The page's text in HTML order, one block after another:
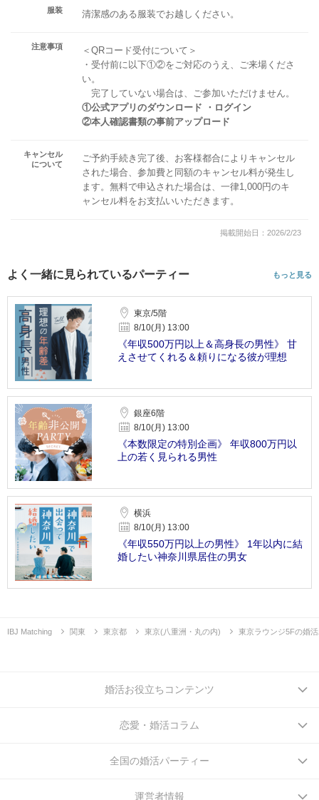
服装 清潔感のある服装でお越しください。
注意事項
＜QRコード受付について＞
・受付前に以下①②をご対応のうえ、ご来場くださ
い。
完了していない場合は、ご参加いただけません。
①公式アプリのダウンロード ・ログイン
②本人確認書類の事前アップロード
キャンセル
について
ご予約手続き完了後、お客様都合によりキャンセル
された場合、参加費と同額のキャンセル料が発生し
ます。無料で申込された場合は、一律1,000円のキ
ャンセル料をお支払いいただきます。
掲載開始日：2026/2/23
よく一緒に見られているパーティー もっと見る
東京/5階
8/10(月) 13:00
《年収500万円以上＆高身長の男性》 甘
えさせてくれる＆頼りになる彼が理想
銀座6階
8/10(月) 13:00
《本数限定の特別企画》 年収800万円以
上の若く見られる男性
横浜
8/10(月) 13:00
《年収550万円以上の男性》 1年以内に結
婚したい神奈川県居住の男女
IBJ Matching 関東 東京都 東京(八重洲・丸の内) 東京ラウンジ5Fの婚
婚活お役立ちコンテンツ
恋愛・婚活コラム
全国の婚活パーティー
運営者情報